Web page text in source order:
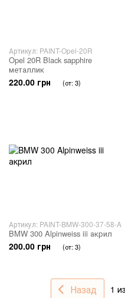
Артикул: PAINT-Opel-20R
Opel 20R Black sapphire
металлик
220.00 грн (от: 3)
Артикул: PAINT-BMW-300-37-58-A
BMW 300 Alpinweiss iii акрил
200.00 грн (от: 3)
Назад 1